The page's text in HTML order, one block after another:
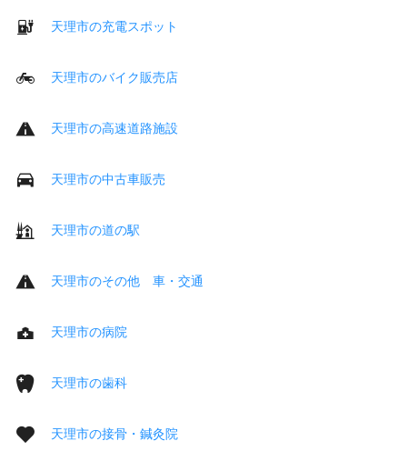
天理市の充電スポット
天理市のバイク販売店
天理市の高速道路施設
天理市の中古車販売
天理市の道の駅
天理市のその他 車・交通
天理市の病院
天理市の歯科
天理市の接骨・鍼灸院